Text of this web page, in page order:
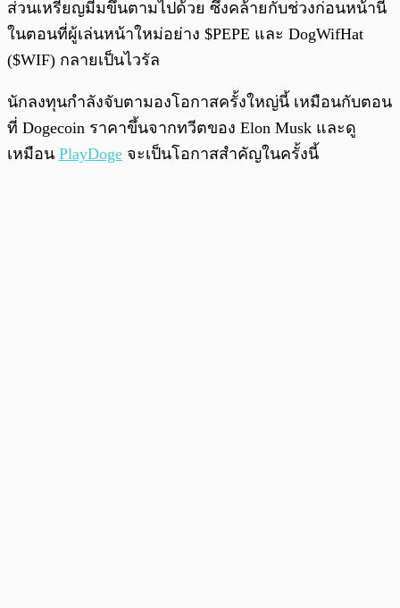
ส่วนเหรียญมีมขึ้นตามไปด้วย ซึ่งคล้ายกับช่วงก่อนหน้านี้
ในตอนที่ผู้เล่นหน้าใหม่อย่าง $PEPE และ DogWifHat
($WIF) กลายเป็นไวรัล
นักลงทุนกำลังจับตามองโอกาสครั้งใหญ่นี้ เหมือนกับตอน
ที่ Dogecoin ราคาขึ้นจากทวีตของ Elon Musk และดู
เหมือน PlayDoge จะเป็นโอกาสสำคัญในครั้งนี้